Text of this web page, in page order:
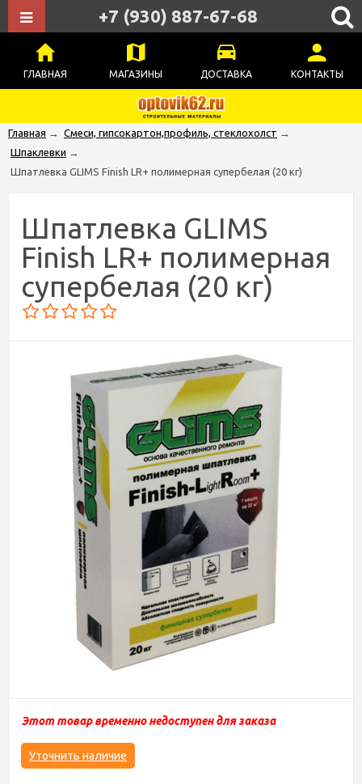
ГЛАВНАЯ МАГАЗИНЫ ДОСТАВКА КОНТАКТЫ
+7 (930) 887-67-68
Главная → Смеси, гипсокартон,профиль, стеклохолст →
Шпаклевки →
Шпатлевка GLIMS Finish LR+ полимерная супербелая (20 кг)
Шпатлевка GLIMS
Finish LR+ полимерная
супербелая (20 кг)
Этот товар временно недоступен для заказа
Уточнить наличие